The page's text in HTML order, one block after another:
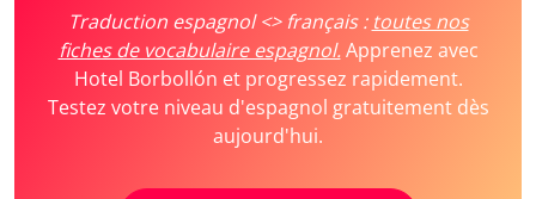
Traduction espagnol <> français : toutes nos
fiches de vocabulaire espagnol.Apprenez avec
Hotel Borbollón et progressez rapidement.
Testez votre niveau d'espagnol gratuitement dès
aujourd'hui.